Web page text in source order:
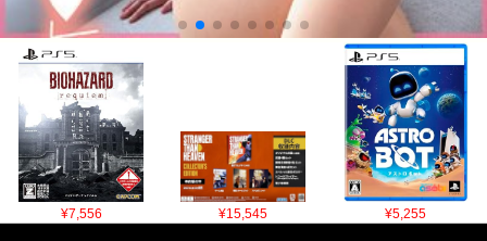
¥7,556 ¥15,545 ¥5,255